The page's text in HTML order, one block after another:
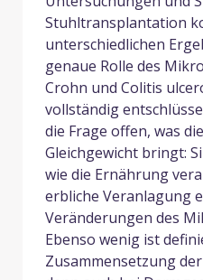
Stuhltransplantation
unterschiedlichen
genaue Rolle des
Crohn und Colitis
vollständig
die Frage offen, was
Gleichgewicht bringt:
wie die Ernährung
erbliche Veranlagung
Veränderungen des
Ebenso wenig ist
Zusammensetzung